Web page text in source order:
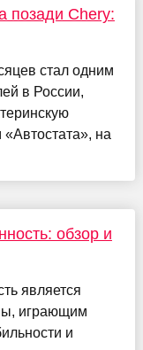
позади Chery:
стал одним
в России,
на
обзор и
является
играющим
и